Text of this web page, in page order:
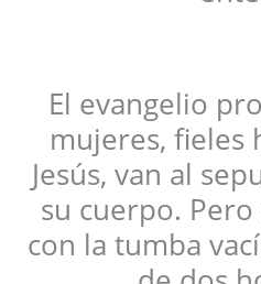
El evangelio
mujeres, fieles
Jesús, van al
su cuerpo.
con la tumba